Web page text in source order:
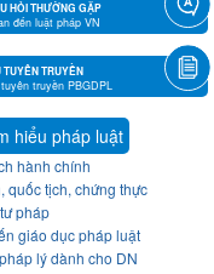
HỎI THƯỜNG GẶP
đến luật pháp VN
TUYÊN TRUYỀN
truyền PBGDPL
hiểu pháp luật
hành chính
quốc tịch, chứng thực
pháp
giáo dục pháp luật
lý dành cho DN